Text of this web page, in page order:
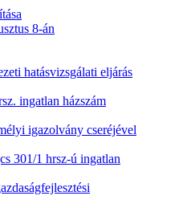
8-án
hatásvizsgálati eljárás
ingatlan házszám
igazolvány cseréjével
301/1 hrsz-ú ingatlan